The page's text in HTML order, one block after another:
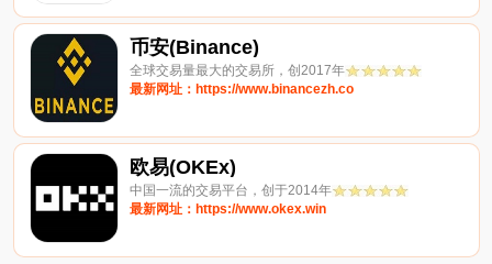
币安(Binance)
全球交易量最大的交易所，创2017年
最新网址：https://www.binancezh.co
欧易(OKEx)
中国一流的交易平台，创于2014年
最新网址：https://www.okex.win